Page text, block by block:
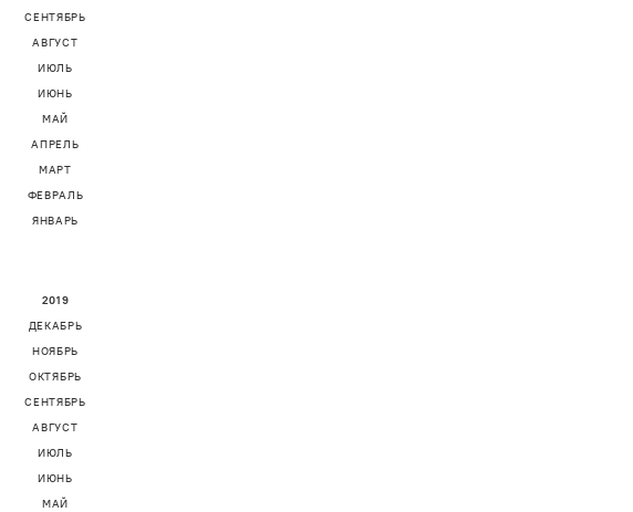
СЕНТЯБРЬ
АВГУСТ
ИЮЛЬ
ИЮНЬ
МАЙ
АПРЕЛЬ
МАРТ
ФЕВРАЛЬ
ЯНВАРЬ
2019
ДЕКАБРЬ
НОЯБРЬ
ОКТЯБРЬ
СЕНТЯБРЬ
АВГУСТ
ИЮЛЬ
ИЮНЬ
МАЙ